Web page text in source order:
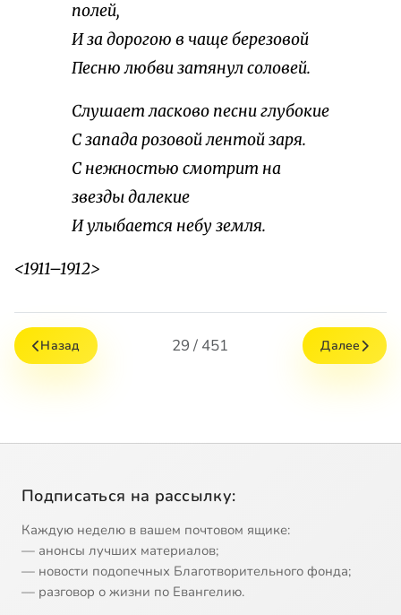
полей,
И за дорогою в чаще березовой
Песню любви затянул соловей.
Слушает ласково песни глубокие
С запада розовой лентой заря.
С нежностью смотрит на
звезды далекие
И улыбается небу земля.
<1911–1912>
Назад 29 / 451 Далее
Подписаться на рассылку:
Каждую неделю в вашем почтовом ящике:
— анонсы лучших материалов;
— новости подопечных Благотворительного фонда;
— разговор о жизни по Евангелию.